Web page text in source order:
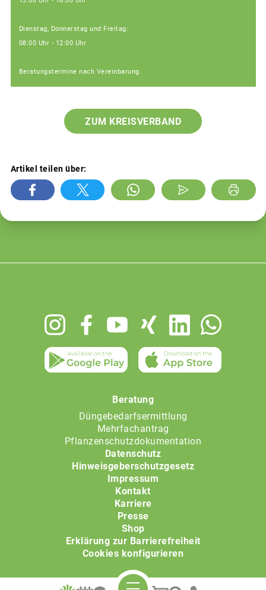
Dienstag, Donnerstag und Freitag:
08:00 Uhr - 12:00 Uhr
Beratungstermine nach Vereinbarung.
ZUM KREISVERBAND
Artikel teilen über:
Beratung
Düngebedarfsermittlung
Mehrfachantrag
Pflanzenschutzdokumentation
Datenschutz
Hinweisgeberschutzgesetz
Impressum
Kontakt
Karriere
Presse
Shop
Erklärung zur Barrierefreiheit
Cookies konfigurieren